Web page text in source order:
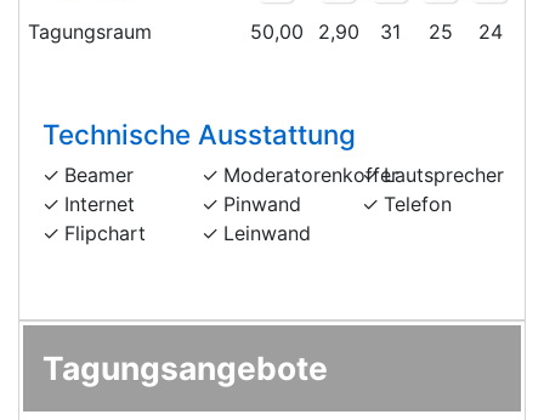
Tagungsraum 50,00 2,90 31 25 24
Technische Ausstattung
Beamer
Internet
Flipchart
Moderatorenkoffer
Pinwand
Leinwand
Lautsprecher
Telefon
Tagungsangebote